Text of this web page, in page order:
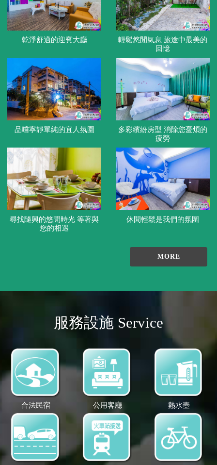
乾淨舒適的迎賓大廳
輕鬆悠閒氣息 旅途中最美的
回憶
品嚐寧靜單純的宜人氛圍
多彩繽紛房型 消除您憂煩的
疲勞
尋找隨興的悠閒時光 等著與
您的相遇
休閒輕鬆是我們的氛圍
MORE
服務設施 Service
合法民宿 公用客廳 熱水壺